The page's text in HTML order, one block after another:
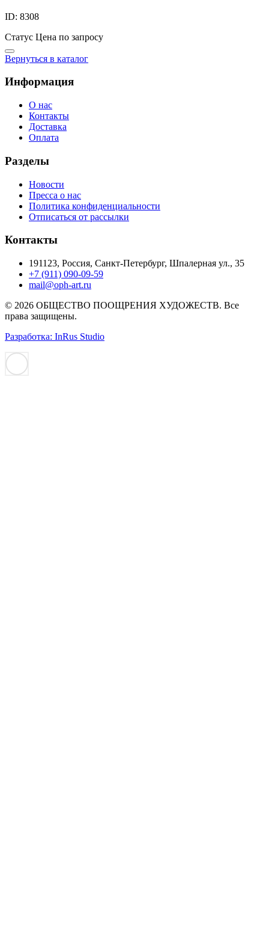
ID: 8308
Статус Цена по запросу
Вернуться в каталог
Информация
О нас
Контакты
Доставка
Оплата
Разделы
Новости
Пресса о нас
Политика конфиденциальности
Отписаться от рассылки
Контакты
191123, Россия, Санкт-Петербург, Шпалерная ул., 35
+7 (911) 090-09-59
mail@oph-art.ru
© 2026 ОБЩЕСТВО ПООЩРЕНИЯ ХУДОЖЕСТВ. Все
права защищены.
Разработка: InRus Studio